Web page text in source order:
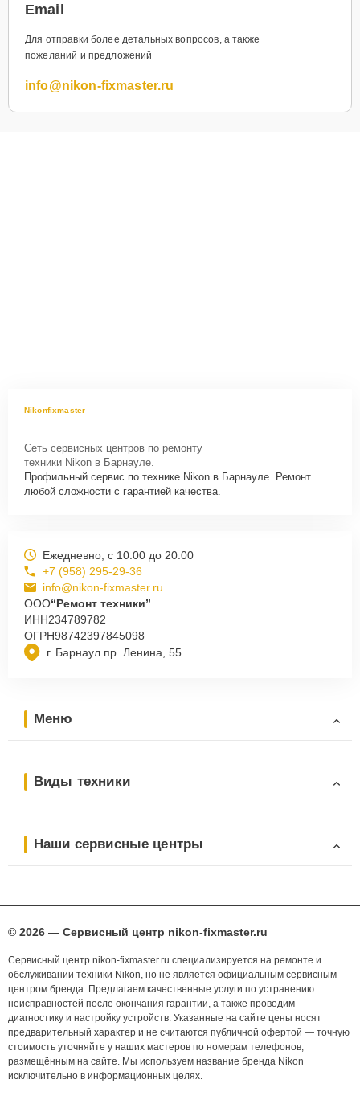
Email
Для отправки более детальных вопросов, а также
пожеланий и предложений
info@nikon-fixmaster.ru
Nikonfixmaster
Сеть сервисных центров по ремонту
техники Nikon в Барнауле.
Профильный сервис по технике Nikon в Барнауле. Ремонт
любой сложности с гарантией качества.
г. Барнаул пр. Ленина, 55
Ежедневно, с 10:00 до 20:00
+7 (958) 295-29-36
info@nikon-fixmaster.ru
ООО“Ремонт техники”
ИНН234789782
ОГРН98742397845098
Меню
Виды техники
Наши сервисные центры
© 2026 — Сервисный центр nikon-fixmaster.ru
Сервисный центр nikon-fixmaster.ru специализируется на ремонте и
обслуживании техники Nikon, но не является официальным сервисным
центром бренда. Предлагаем качественные услуги по устранению
неисправностей после окончания гарантии, а также проводим
диагностику и настройку устройств. Указанные на сайте цены носят
предварительный характер и не считаются публичной офертой — точную
стоимость уточняйте у наших мастеров по номерам телефонов,
размещённым на сайте. Мы используем название бренда Nikon
исключительно в информационных целях.